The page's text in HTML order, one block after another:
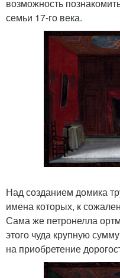
возможность
семьи 17-го века.
Над созданием домика
имена которых, к
Сама же петронелла
этого чуда крупную
на приобретение